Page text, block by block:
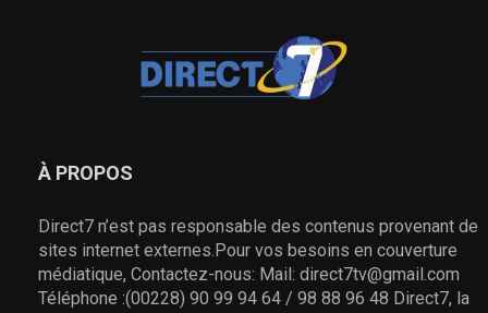
À PROPOS
Direct7 n’est pas responsable des contenus provenant de
sites internet externes.Pour vos besoins en couverture
médiatique, Contactez-nous: Mail: direct7tv@gmail.com
Téléphone :(00228) 90 99 94 64 / 98 88 96 48 Direct7, la